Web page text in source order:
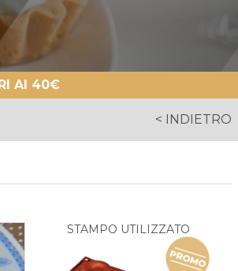
AI 40€
< INDIETRO
STAMPO UTILIZZATO